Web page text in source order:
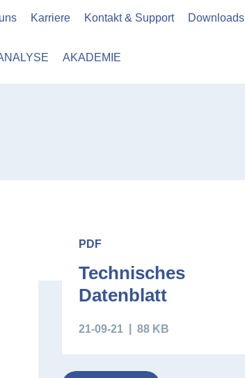
AKADEMIE
Karriere Kontakt & Support Downloads
MOLY
Downloads
PDF
Technisches
Datenblatt
21-09-21 88 KB